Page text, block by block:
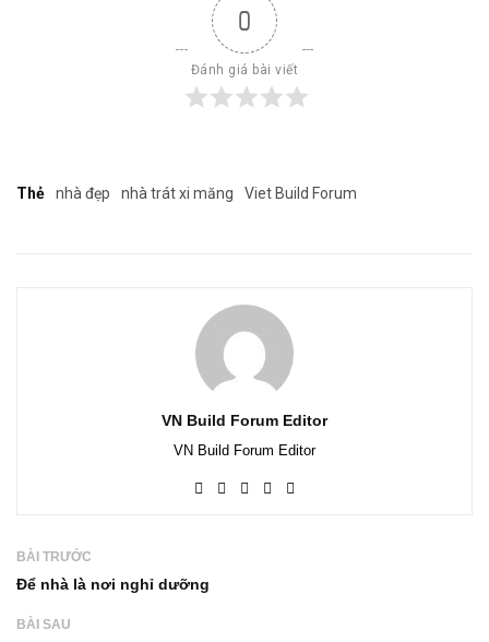
0
Đánh giá bài viết
Thẻ nhà đẹp nhà trát xi măng Viet Build Forum
VN Build Forum Editor
VN Build Forum Editor
BÀI TRƯỚC
Để nhà là nơi nghỉ dưỡng
BÀI SAU